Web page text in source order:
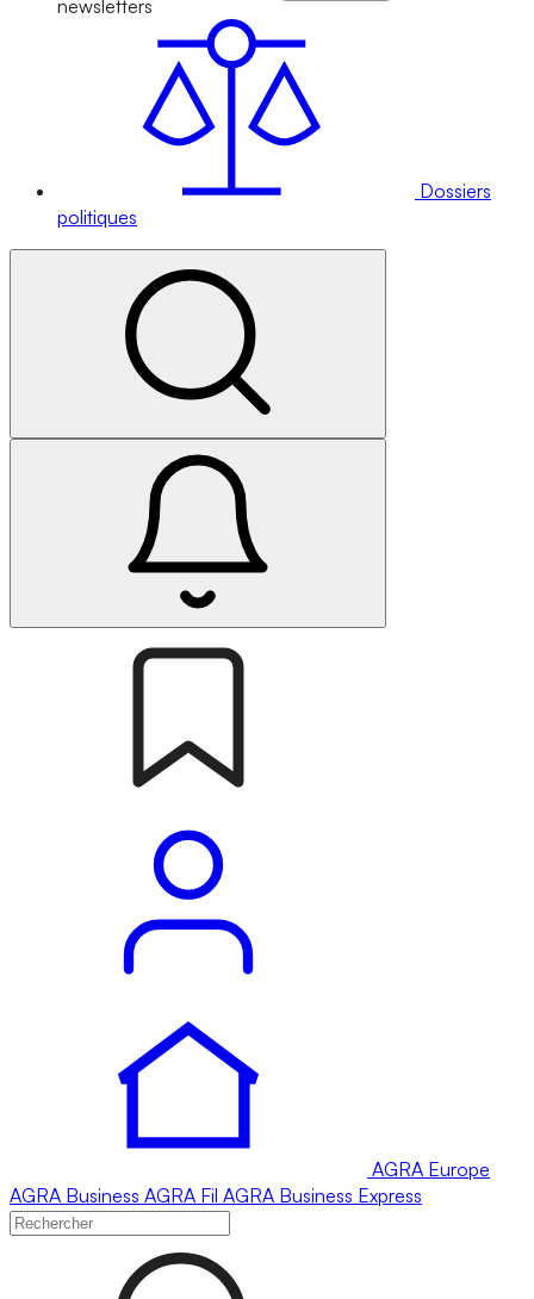
newsletters
Dossiers
politiques
AGRA Europe
AGRA Business AGRA Fil AGRA Business Express